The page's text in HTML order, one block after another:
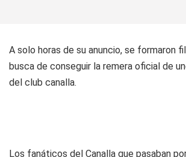
A solo horas de su anuncio, se formaron
busca de conseguir la remera oficial de
del club canalla.
Los fanáticos del Canalla que pasaban